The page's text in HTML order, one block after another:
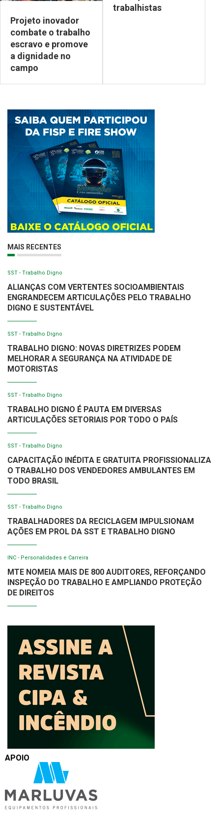
Projeto inovador
combate o trabalho
escravo e promove
a dignidade no
campo
trabalhistas
MAIS RECENTES
SST - Trabalho Digno
ALIANÇAS COM VERTENTES SOCIOAMBIENTAIS
ENGRANDECEM ARTICULAÇÕES PELO TRABALHO
DIGNO E SUSTENTÁVEL
SST - Trabalho Digno
TRABALHO DIGNO: NOVAS DIRETRIZES PODEM
MELHORAR A SEGURANÇA NA ATIVIDADE DE
MOTORISTAS
SST - Trabalho Digno
TRABALHO DIGNO É PAUTA EM DIVERSAS
ARTICULAÇÕES SETORIAIS POR TODO O PAÍS
SST - Trabalho Digno
CAPACITAÇÃO INÉDITA E GRATUITA PROFISSIONALIZA
O TRABALHO DOS VENDEDORES AMBULANTES EM
TODO BRASIL
SST - Trabalho Digno
TRABALHADORES DA RECICLAGEM IMPULSIONAM
AÇÕES EM PROL DA SST E TRABALHO DIGNO
INC - Personalidades e Carreira
MTE NOMEIA MAIS DE 800 AUDITORES, REFORÇANDO
INSPEÇÃO DO TRABALHO E AMPLIANDO PROTEÇÃO
DE DIREITOS
APOIO